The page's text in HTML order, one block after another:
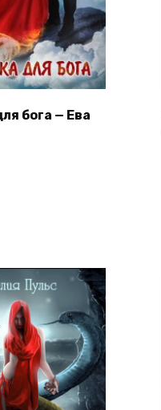
бога — Ева